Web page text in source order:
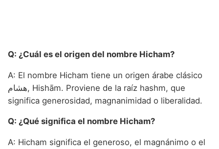
Q: ¿Cuál es el origen del nombre Hicham?
A: El nombre Hicham tiene un origen árabe clásico
هشام, Hishām. Proviene de la raíz hashm, que
significa generosidad, magnanimidad o liberalidad.
Q: ¿Qué significa el nombre Hicham?
A: Hicham significa el generoso, el magnánimo o el